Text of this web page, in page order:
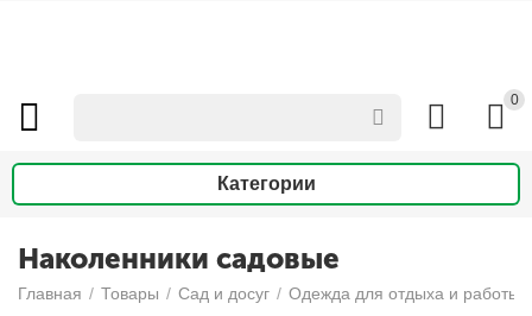
0
Категории
Наколенники садовые
Главная / Товары / Сад и досуг / Одежда для отдыха и работы